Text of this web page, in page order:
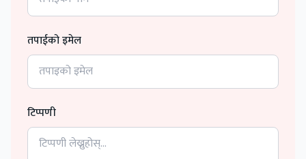
तपाईको इमेल
टिप्पणी